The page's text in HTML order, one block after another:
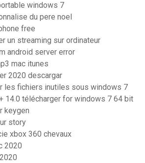
windows 7
du pere noel
free
un streaming sur ordinateur
android server error
mac itunes
2020 descargar
les fichiers inutiles sous windows 7
14.0 télécharger for windows 7 64 bit
keygen
story
xbox 360 chevaux
2020